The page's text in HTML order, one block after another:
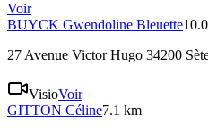
Voir
BUYCK Gwendoline Bleuette
27 Avenue Victor Hugo 34200
VisioVoir
GITTON Céline7.1 km